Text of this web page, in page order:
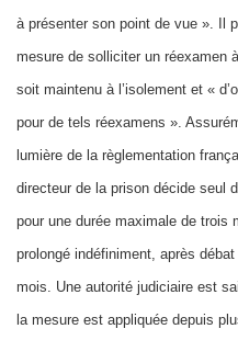
à présenter son point de vue ». Il
mesure de solliciter un réexamen
soit maintenu à l’isolement et «
pour de tels réexamens ».
lumière de la règlementation
directeur de la prison décide seul
pour une durée maximale de trois
prolongé indéfiniment, après
mois. Une autorité judiciaire est
la mesure est appliquée depuis